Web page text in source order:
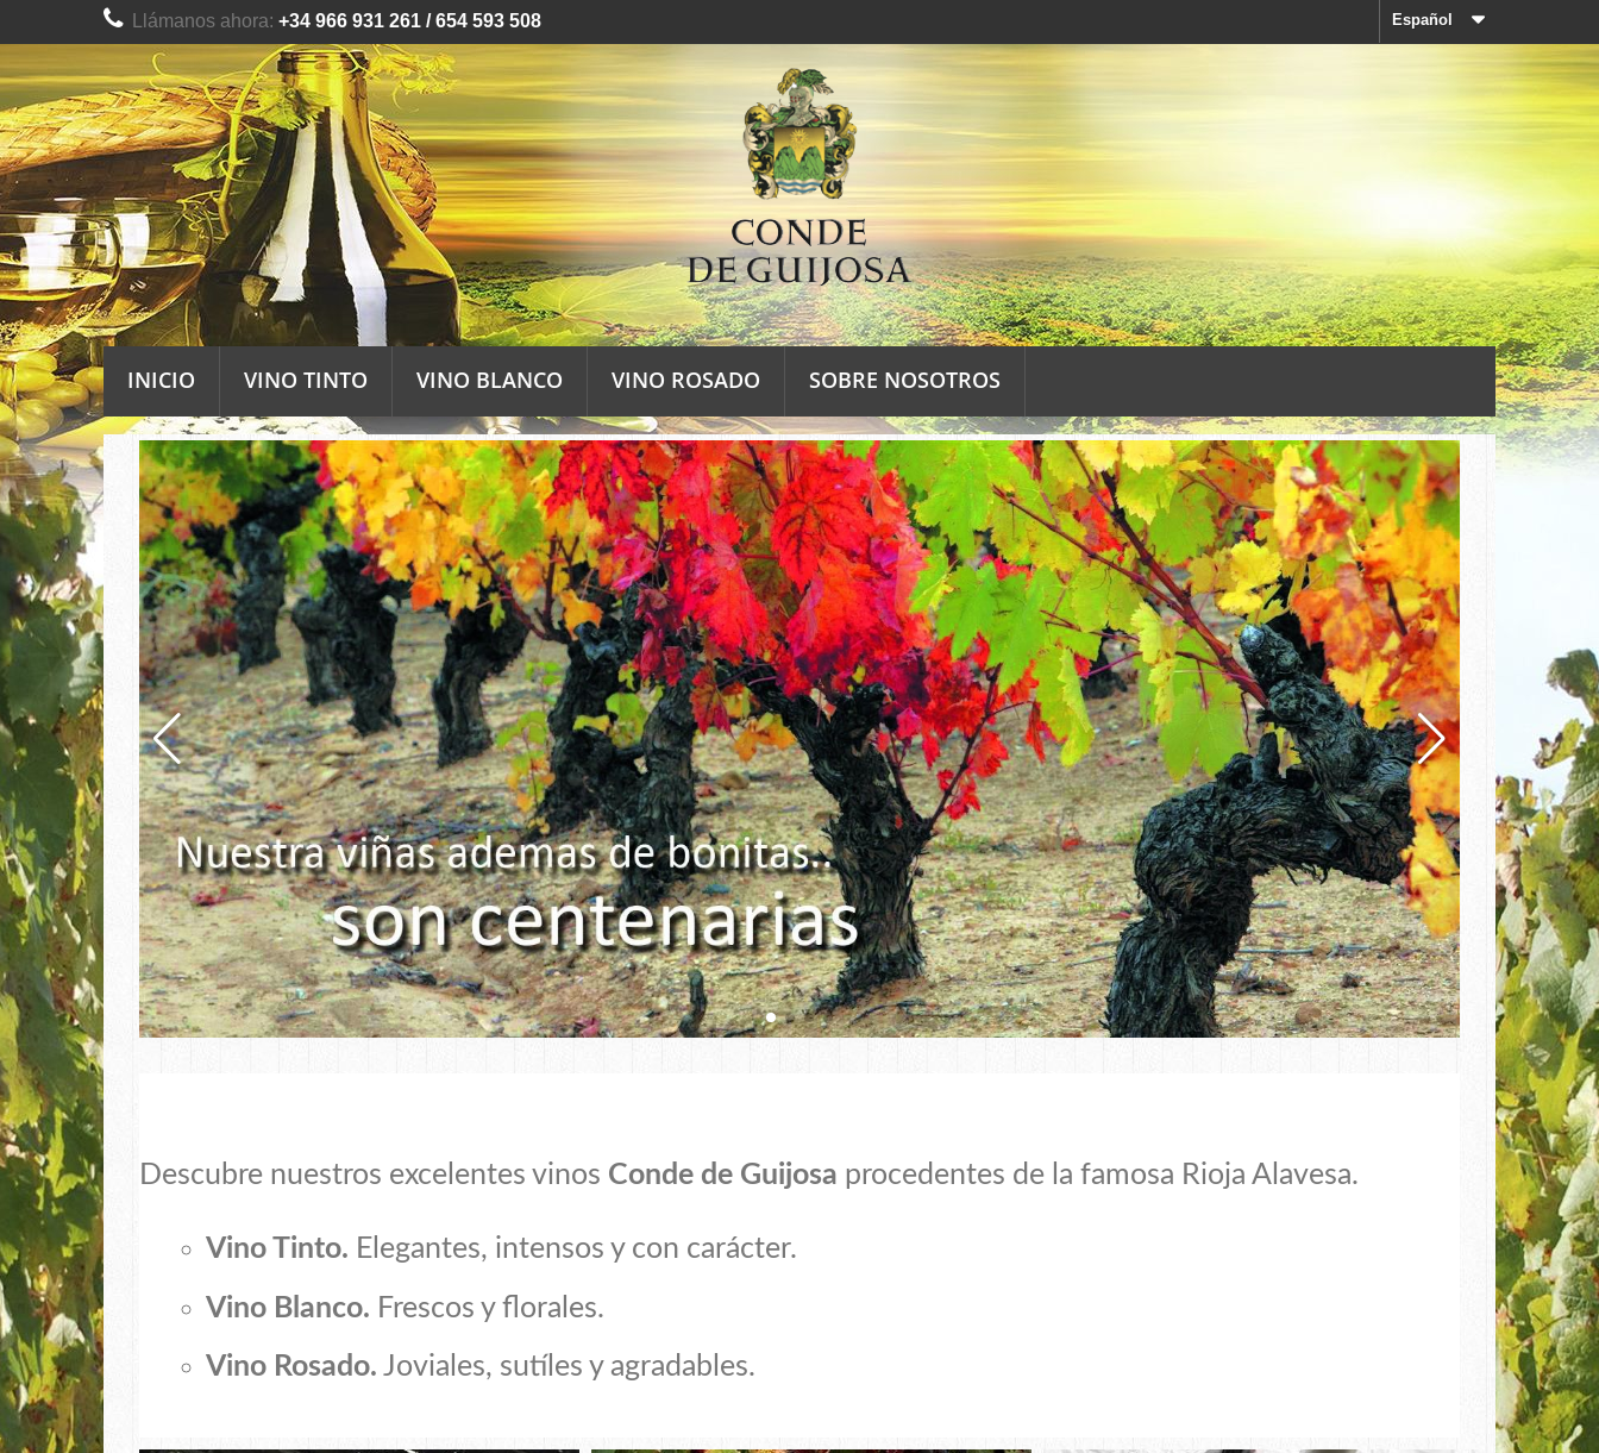
Español
Llámanos ahora: +34 966 931 261 / 654 593 508
INICIO VINO TINTO VINO BLANCO VINO ROSADO SOBRE NOSOTROS
Descubre nuestros excelentes vinos Conde de Guijosa procedentes de la famosa Rioja Alavesa.
Vino Tinto. Elegantes, intensos y con carácter.
Vino Blanco. Frescos y florales.
Vino Rosado. Joviales, sutíles y agradables.